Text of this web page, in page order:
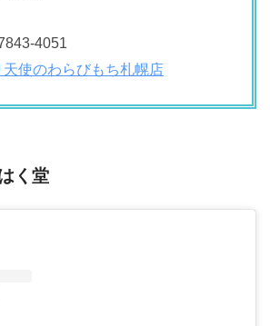
4051
天使のわらびもち札幌店
く堂